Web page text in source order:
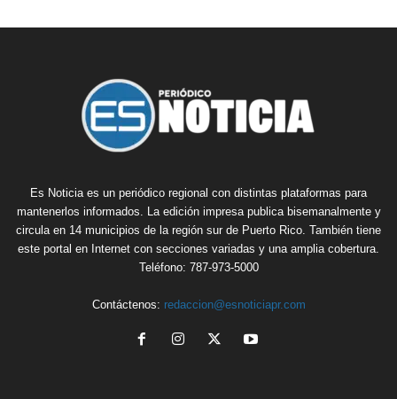
Es Noticia es un periódico regional con distintas plataformas para
mantenerlos informados. La edición impresa publica bisemanalmente y
circula en 14 municipios de la región sur de Puerto Rico. También tiene
este portal en Internet con secciones variadas y una amplia cobertura.
Teléfono: 787-973-5000
Contáctenos: redaccion@esnoticiapr.com